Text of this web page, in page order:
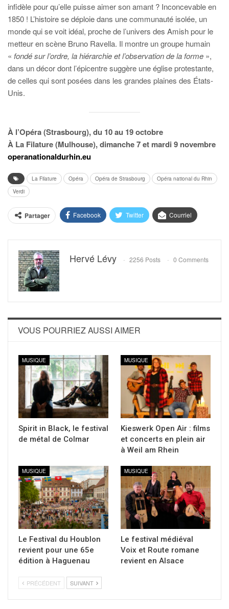
infidèle pour qu’elle puisse aimer son amant ? Inconcevable en
1850 ! L’histoire se déploie dans une communauté isolée, un
monde qui se voit idéal, proche de l’univers des Amish pour le
metteur en scène Bruno Ravella. Il montre un groupe humain
« fondé surl’ordre, la hiérarchie et l’observation de la forme »,
dans un décor dont l’épicentre suggère une église protestante,
de celles qui sont posées dans les grandes plaines des États-
Unis.
À l’Opéra (Strasbourg), du 10 au 19 octobre
À La Filature (Mulhouse), dimanche 7 et mardi 9 novembre
operanationaldurhin.eu
La Filature Opéra Opéra de Strasbourg
Opéra national du Rhin
Verdi
Partager Facebook Twitter Courriel
Hervé Lévy 2256 Posts 0 Comments
VOUS POURRIEZ AUSSI AIMER
MUSIQUE
Spirit in Black, le festival
de métal de Colmar
MUSIQUE
Kieswerk Open Air : films
et concerts en plein air
à Weil am Rhein
MUSIQUE
Le Festival du Houblon
revient pour une 65e
édition à Haguenau
MUSIQUE
Le festival médiéval
Voix et Route romane
revient en Alsace
PRÉCÉDENT SUIVANT